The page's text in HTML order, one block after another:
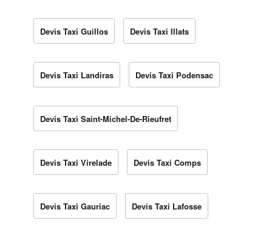
Devis Taxi Guillos Devis Taxi Illats
Devis Taxi Landiras Devis Taxi Podensac
Devis Taxi Saint-Michel-De-Rieufret
Devis Taxi Virelade Devis Taxi Comps
Devis Taxi Gauriac Devis Taxi Lafosse